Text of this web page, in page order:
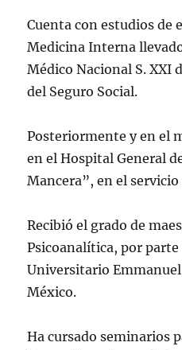
Cuenta con estudios de
Medicina Interna
Médico Nacional S.
del Seguro Social.
Posteriormente y en el
en el Hospital General
Mancera”, en el
Recibió el grado de
Psicoanalítica, por parte
Universitario
México.
Ha cursado seminarios